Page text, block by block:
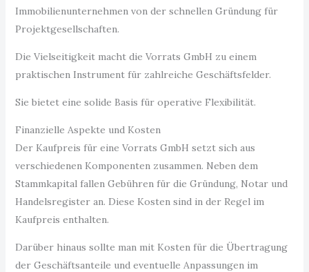
Immobilienunternehmen von der schnellen Gründung für
Projektgesellschaften.
Die Vielseitigkeit macht die Vorrats GmbH zu einem
praktischen Instrument für zahlreiche Geschäftsfelder.
Sie bietet eine solide Basis für operative Flexibilität.
Finanzielle Aspekte und Kosten
Der Kaufpreis für eine Vorrats GmbH setzt sich aus
verschiedenen Komponenten zusammen. Neben dem
Stammkapital fallen Gebühren für die Gründung, Notar und
Handelsregister an. Diese Kosten sind in der Regel im
Kaufpreis enthalten.
Darüber hinaus sollte man mit Kosten für die Übertragung
der Geschäftsanteile und eventuelle Anpassungen im